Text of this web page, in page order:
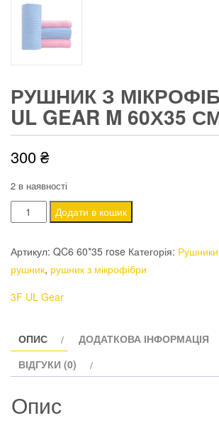
РУШНИК З
UL GEAR M 60Х35
300₴
2 в наявності
Рушник
з
3F
Ul
Gear
60х35
см
rose
Додати в кошик
Артикул: QC6 60*35 rose Категорія: Рушники
рушник, рушник з мікрофібри
3F UL Gear
ОПИС
ДОДАТКОВА ІНФОРМАЦІЯ
ВІДГУКИ (0)
Опис